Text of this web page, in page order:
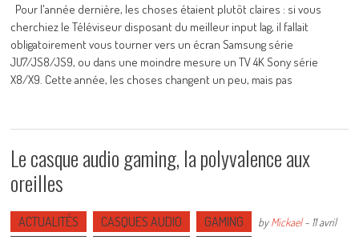
Pour l'année dernière, les choses étaient plutôt claires : si vous
cherchiez le Téléviseur disposant du meilleur input lag, il fallait
obligatoirement vous tourner vers un écran Samsung série
JU7/JS8/JS9, ou dans une moindre mesure un TV 4K Sony série
X8/X9. Cette année, les choses changent un peu, mais pas
Le casque audio gaming, la polyvalence aux
oreilles
ACTUALITÉS CASQUES AUDIO GAMING byMickael- 11 avril